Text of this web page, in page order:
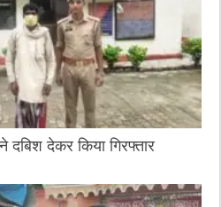
दबिश देकर किया गिरफ्तार